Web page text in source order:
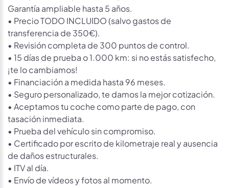
Garantía ampliable hasta 5 años.
• Precio TODO INCLUIDO (salvo gastos de
transferencia de 350€).
• Revisión completa de 300 puntos de control.
• 15 días de prueba o 1.000 km: si no estás satisfecho,
¡te lo cambiamos!
• Financiación a medida hasta 96 meses.
• Seguro personalizado, te damos la mejor cotización.
• Aceptamos tu coche como parte de pago, con
tasación inmediata.
• Prueba del vehículo sin compromiso.
• Certificado por escrito de kilometraje real y ausencia
de daños estructurales.
• ITV al día.
• Envío de vídeos y fotos al momento.